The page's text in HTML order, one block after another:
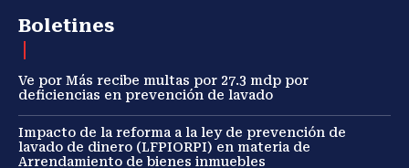
Boletines
Ve por Más recibe multas por 27.3 mdp por
deficiencias en prevención de lavado
Impacto de la reforma a la ley de prevención de
lavado de dinero (LFPIORPI) en materia de
Arrendamiento de bienes inmuebles